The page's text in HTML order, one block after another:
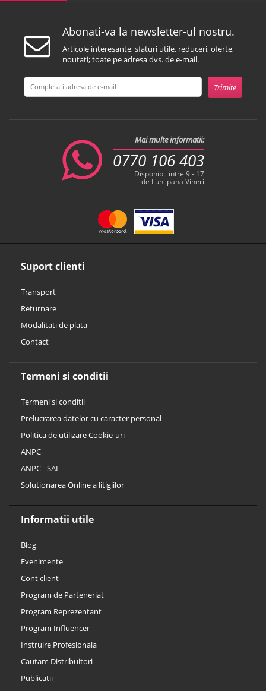
Suport clienti
Transport
Returnare
Modalitati de plata
Contact
Termeni si conditii
Termeni si conditii
Prelucrarea datelor cu caracter personal
Politica de utilizare Cookie-uri
ANPC
ANPC - SAL
Solutionarea Online a litigiilor
Informatii utile
Blog
Evenimente
Cont client
Program de Parteneriat
Program Reprezentant
Program Influencer
Instruire Profesionala
Cautam Distribuitori
Publicatii
Abonati-va la newsletter-ul nostru.
Articole interesante, sfaturi utile, reduceri, oferte,
noutati; toate pe adresa dvs. de e-mail.
Mai multe informatii:
0770 106 403
Disponibil intre 9 - 17
de Luni pana Vineri